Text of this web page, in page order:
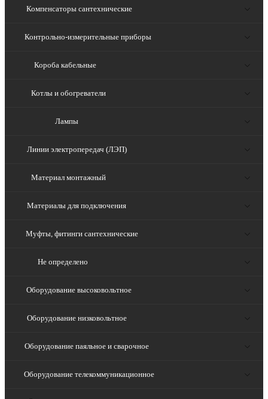
Компенсаторы сантехнические
Контрольно-измерительные приборы
Короба кабельные
Котлы и обогреватели
Лампы
Линии электропередач (ЛЭП)
Материал монтажный
Материалы для подключения
Муфты, фитинги сантехнические
Не определено
Оборудование высоковольтное
Оборудование низковольтное
Оборудование паяльное и сварочное
Оборудование телекоммуникационное